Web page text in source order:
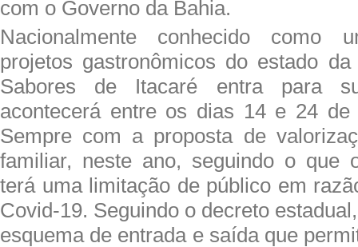
com o Governo da Bahia.
Nacionalmente conhecido como
projetos gastronômicos do estado
Sabores de Itacaré entra para
acontecerá entre os dias 14 e 24 de
Sempre com a proposta de
familiar, neste ano, seguindo o que
terá uma limitação de público em
Covid-19. Seguindo o decreto
esquema de entrada e saída que